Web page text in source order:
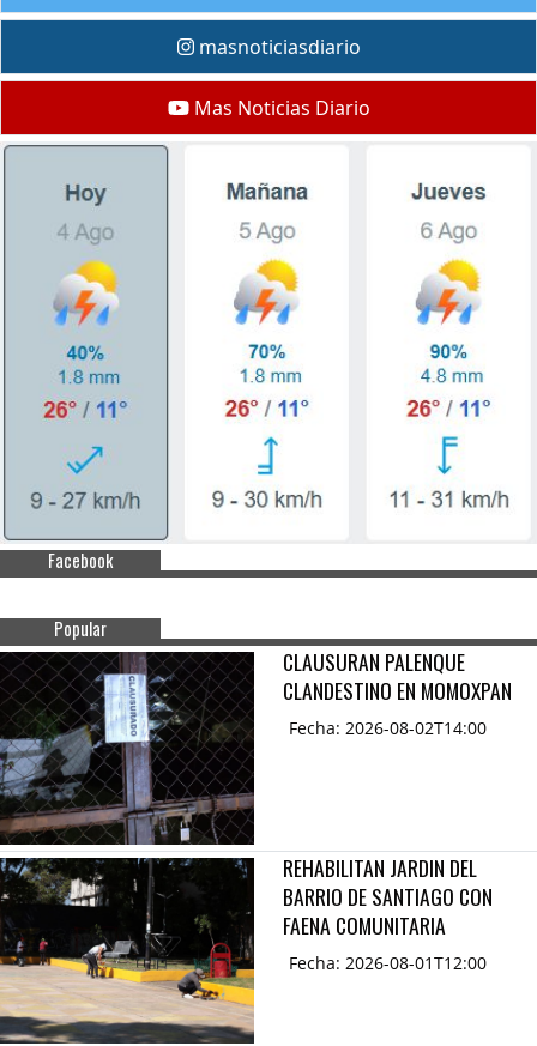
masnoticiasdiario
Mas Noticias Diario
Facebook
Popular
CLAUSURAN PALENQUE
CLANDESTINO EN MOMOXPAN
Fecha: 2026-08-02T14:00
REHABILITAN JARDIN DEL
BARRIO DE SANTIAGO CON
FAENA COMUNITARIA
Fecha: 2026-08-01T12:00